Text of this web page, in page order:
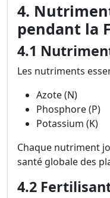
4.
pendant la
4.1
Les nutriments
Azote (N)
Phosphore (P)
Potassium (K)
Chaque nutriment
santé globale des
4.2